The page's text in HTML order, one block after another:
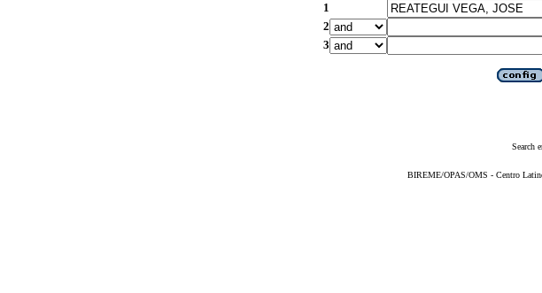
1
2
3
Search
BIREME/OPAS/OMS - Centro